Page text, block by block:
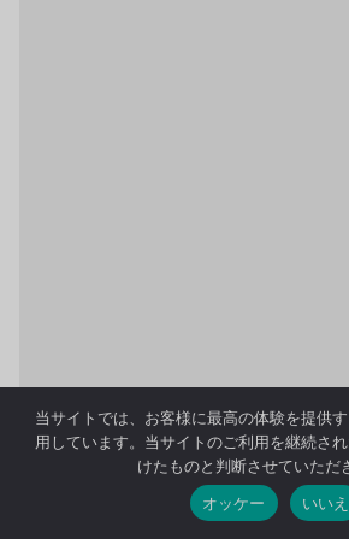
当サイトでは、お客様に最高の体験を提供
用しています。当サイトのご利用を継続さ
けたものと判断させていただ
オッケー
いいえ